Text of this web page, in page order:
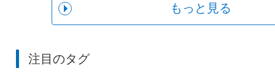
もっと見る
注目のタグ